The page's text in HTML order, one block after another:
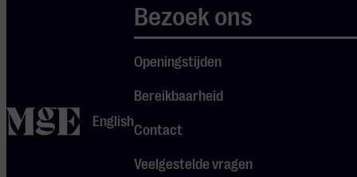
homeEnglish
Bezoek ons
Openingstijden
Bereikbaarheid
Contact
Veelgestelde vragen
Global Festival
KLEINE ZAAL
Zo 30 aug2026